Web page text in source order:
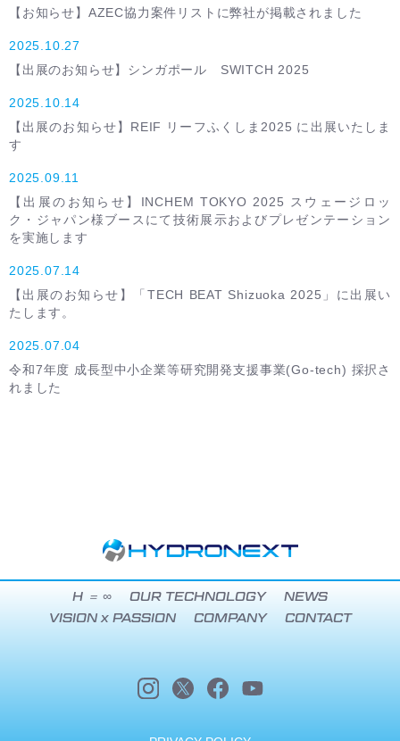
【お知らせ】AZEC協力案件リストに弊社が掲載されました
2025.10.27
【出展のお知らせ】シンガポール SWITCH 2025
2025.10.14
【出展のお知らせ】REIF リーフふくしま2025 に出展いたしま
す
2025.09.11
【出展のお知らせ】INCHEM TOKYO 2025 スウェージロッ
ク・ジャパン様ブースにて技術展示およびプレゼンテーション
を実施します
2025.07.14
【出展のお知らせ】「TECH BEAT Shizuoka 2025」に出展い
たします。
2025.07.04
令和7年度 成長型中小企業等研究開発支援事業(Go-tech) 採択さ
れました
H ＝ ∞ OUR TECHNOLOGY
NEWS
VISION x PASSION
COMPANY CONTACT